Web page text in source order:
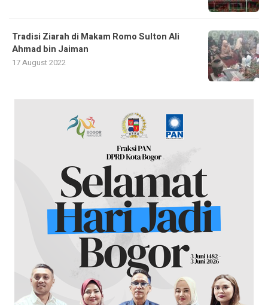
Tradisi Ziarah di Makam Romo Sulton Ali
Ahmad bin Jaiman
17 August 2022